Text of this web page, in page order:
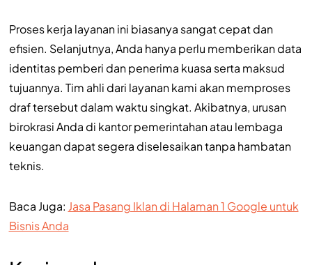
Proses kerja layanan ini biasanya sangat cepat dan
efisien. Selanjutnya, Anda hanya perlu memberikan data
identitas pemberi dan penerima kuasa serta maksud
tujuannya. Tim ahli dari layanan kami akan memproses
draf tersebut dalam waktu singkat. Akibatnya, urusan
birokrasi Anda di kantor pemerintahan atau lembaga
keuangan dapat segera diselesaikan tanpa hambatan
teknis.
Baca Juga: Jasa Pasang Iklan di Halaman 1 Google untuk
Bisnis Anda